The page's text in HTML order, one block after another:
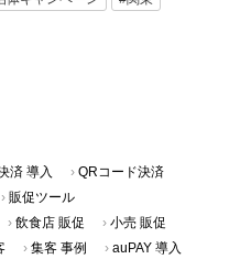
済 導入
QRコード決済
販促ツール
飲食店 販促
小売 販促
集客 事例
auPAY 導入